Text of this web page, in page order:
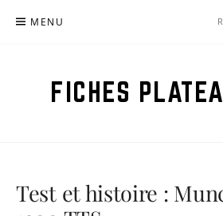
MENU
FICHES
Test et histoire :